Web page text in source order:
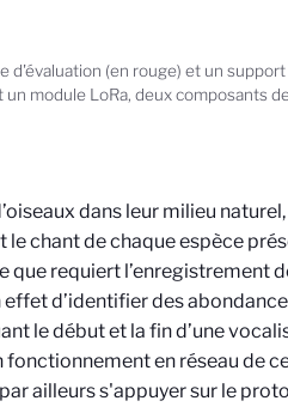
d'évaluation (en rouge) et un support
module LoRa, deux composants
dans leur milieu
chant de chaque espèce
que requiert l’enregistrement
d’identifier des
le début et la fin d’une
en réseau de
ailleurs s'appuyer sur le